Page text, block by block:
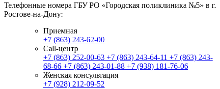
Телефонные номера ГБУ РО «Городская поликлиника №5» в г.
Ростове-на-Дону:
Приемная
+7 (863) 243-62-00
Call-центр
+7 (863) 252-00-63 +7 (863) 243-64-11 +7 (863) 243-
68-66 +7 (863) 243-01-88 +7 (938) 181-76-06
Женская консультация
+7 (928) 212-09-52